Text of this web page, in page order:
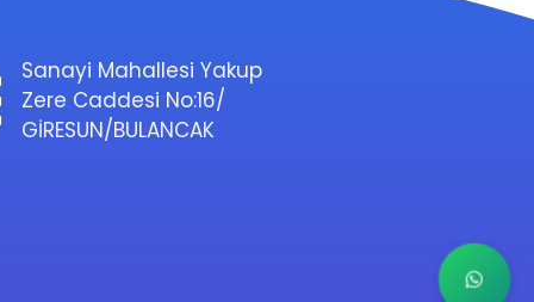
Sanayi Mahallesi Yakup
Zere Caddesi No:16/
GİRESUN/BULANCAK